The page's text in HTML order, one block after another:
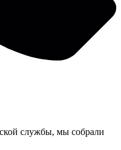
службы, мы собрали